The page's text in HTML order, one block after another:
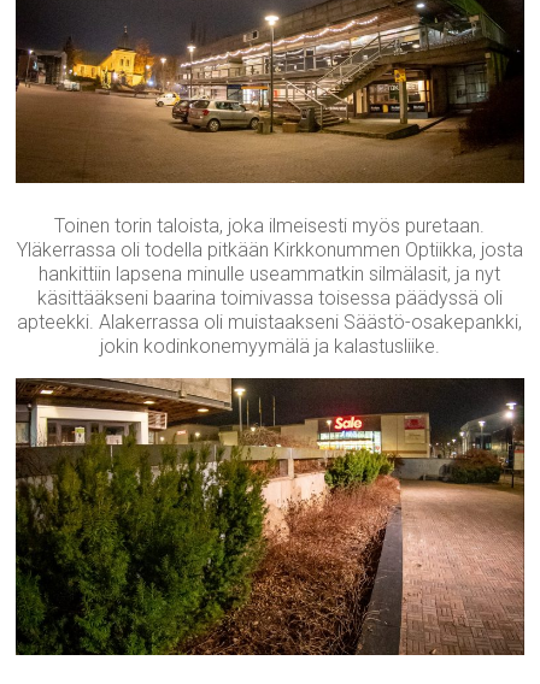
Toinen torin taloista, joka ilmeisesti myös puretaan.
Yläkerrassa oli todella pitkään Kirkkonummen Optiikka, josta
hankittiin lapsena minulle useammatkin silmälasit, ja nyt
käsittääkseni baarina toimivassa toisessa päädyssä oli
apteekki. Alakerrassa oli muistaakseni Säästö-osakepankki,
jokin kodinkonemyymälä ja kalastusliike.